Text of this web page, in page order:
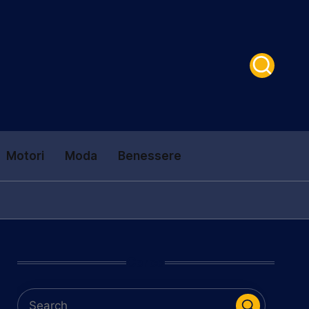
Motori Moda Benessere
Cerca